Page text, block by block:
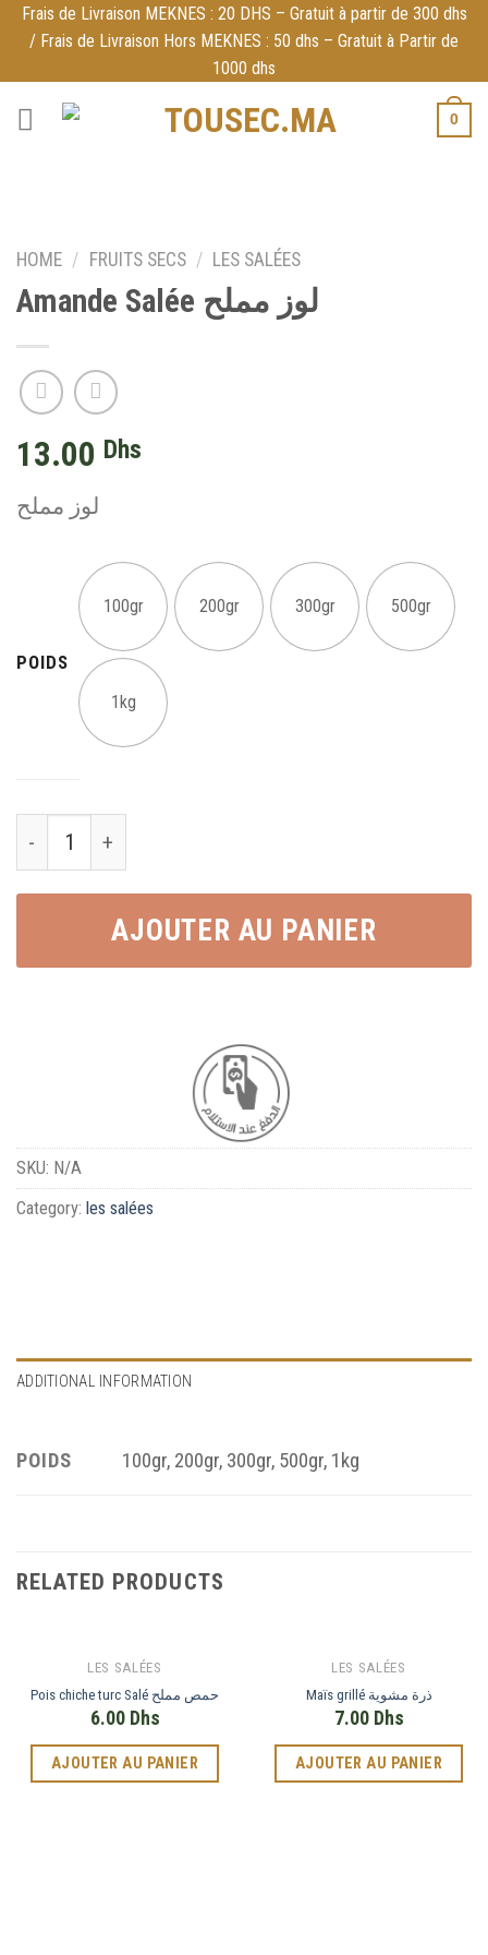
Skip
content
Frais de Livraison MEKNES : 20 DHS – Gratuit à partir de 300 dhs
/ Frais de Livraison Hors MEKNES : 50 dhs – Gratuit à Partir de
1000 dhs
0
HOME / FRUITS SECS / LES SALÉES
Amande Salée لوز مملح
13.00 Dhs
لوز مملح
POIDS
100gr 200gr 300gr 500gr
1kg
AJOUTER AU PANIER
SKU: N/A
Category: les salées
ADDITIONAL INFORMATION
POIDS 100gr, 200gr, 300gr, 500gr, 1kg
RELATED PRODUCTS
LES SALÉES
Pois chiche turc Salé حمص مملح
6.00 Dhs
AJOUTER AU PANIER
LES SALÉES
Maïs grillé ذرة مشوية
7.00 Dhs
AJOUTER AU PANIER